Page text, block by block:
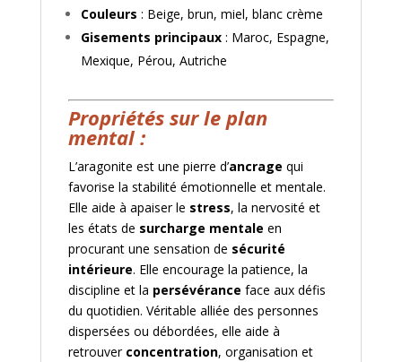
Couleurs : Beige, brun, miel, blanc crème
Gisements principaux: Maroc, Espagne,
Mexique, Pérou, Autriche
Propriétés sur le plan
mental :
L’aragonite est une pierre d’ancrage qui
favorise la stabilité émotionnelle et mentale.
Elle aide à apaiser le stress, la nervosité et
les états de surcharge mentale en
procurant une sensation de sécurité
intérieure. Elle encourage la patience, la
discipline et la persévérance face aux défis
du quotidien. Véritable alliée des personnes
dispersées ou débordées, elle aide à
retrouver concentration, organisation et